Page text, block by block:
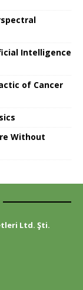
Intelligence
of Cancer
Without
Ltd. Şti.